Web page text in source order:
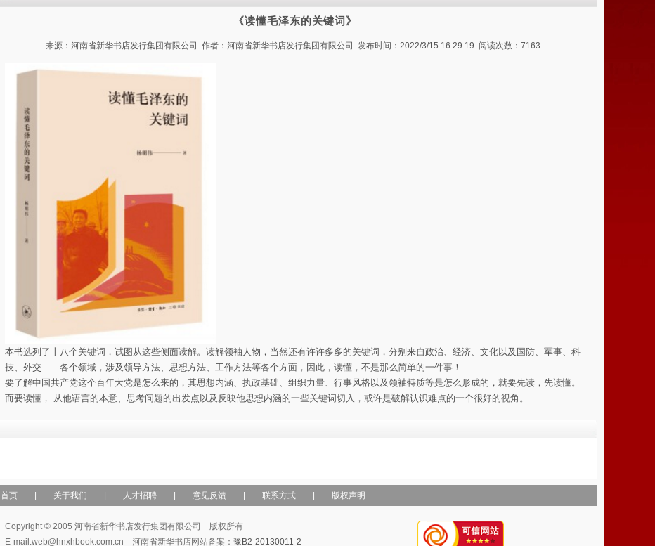
《读懂毛泽东的关键词》
来源：河南省新华书店发行集团有限公司 作者：河南省新华书店发行集团有限公司 发布时间：2022/3/15 16:29:19 阅读次数：7163
本书选列了十八个关键词，试图从这些侧面读解。读解领袖人物，当然还有许许多多的关键词，分别来自政治、经济、文化以及国防、军事、科
技、外交……各个领域，涉及领导方法、思想方法、工作方法等各个方面，因此，读懂，不是那么简单的一件事！
要了解中国共产党这个百年大党是怎么来的，其思想内涵、执政基础、组织力量、行事风格以及领袖特质等是怎么形成的，就要先读，先读懂。
而要读懂， 从他语言的本意、思考问题的出发点以及反映他思想内涵的一些关键词切入，或许是破解认识难点的一个很好的视角。
首页| 关于我们 人才招聘| 意见反馈 联系方式| 版权声明
Copyright © 2005 河南省新华书店发行集团有限公司 版权所有
E-mail:web@hnxhbook.com.cn 河南省新华书店网站备案： 豫B2-20130011-2